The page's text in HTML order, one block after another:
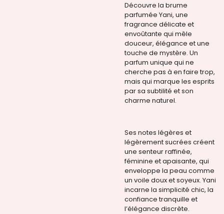
Découvre la brume
parfumée Yani, une
fragrance délicate et
envoûtante qui mêle
douceur, élégance et une
touche de mystère. Un
parfum unique qui ne
cherche pas à en faire trop,
mais qui marque les esprits
par sa subtilité et son
charme naturel.
Ses notes légères et
légèrement sucrées créent
une senteur raffinée,
féminine et apaisante, qui
enveloppe la peau comme
un voile doux et soyeux. Yani
incarne la simplicité chic, la
confiance tranquille et
l’élégance discrète.